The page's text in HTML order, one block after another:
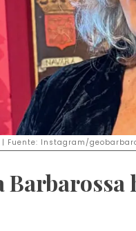
Fuente: Instagram/